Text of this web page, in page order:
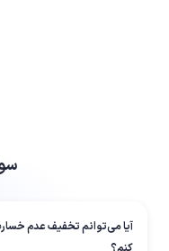
آیا می‌توانم تخفیف عدم